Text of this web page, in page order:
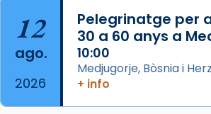
Foto
View on Facebook ·
12
ago.
2026
Pelegrinatge per
30 a 60 anys a
10:00
Medjugorje, Bòsnia i
+ info